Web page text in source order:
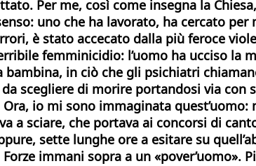
Per me, così come insegna la
uno che ha lavorato, ha cercato
è stato accecato dalla più feroce
femminicidio: l’uomo ha ucciso la
in ciò che gli psichiatri
scegliere di morire portandosi via
io mi sono immaginata
a sciare, che portava ai concorsi di
sette lunghe ore a esitare su
Forze immani sopra a un